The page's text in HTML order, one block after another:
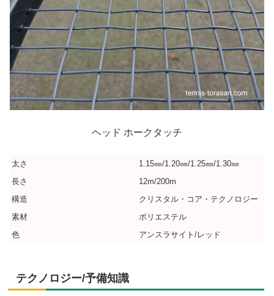
ヘッド ホークタッチ
太さ
1.15㎜/1.20㎜/1.25㎜/1.30㎜
長さ
12m/200m
構造
クリスタル・コア・テクノロジー
素材
ポリエステル
色
アンスラサイト/レッド
テクノロジー/予備知識